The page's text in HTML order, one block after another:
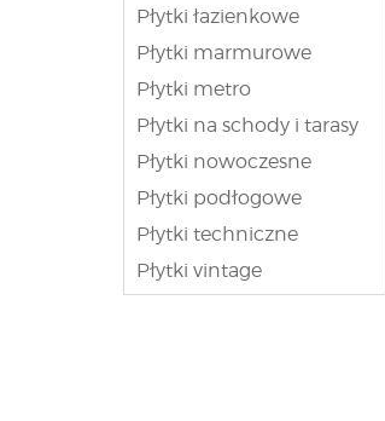
Płytki łazienkowe
Płytki marmurowe
Płytki metro
Płytki na schody i tarasy
Płytki nowoczesne
Płytki podłogowe
Płytki techniczne
Płytki vintage